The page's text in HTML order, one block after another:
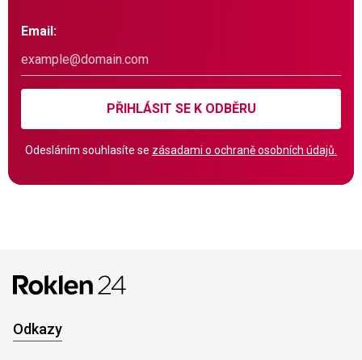
Email:
PŘIHLÁSIT SE K ODBĚRU
Odesláním souhlasíte se zásadami o ochraně osobních údajů.
Odkazy